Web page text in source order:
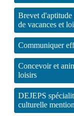
Brevet d'aptitude
de vacances et
Communiquer
Concevoir et
loisirs
DEJEPS
culturelle